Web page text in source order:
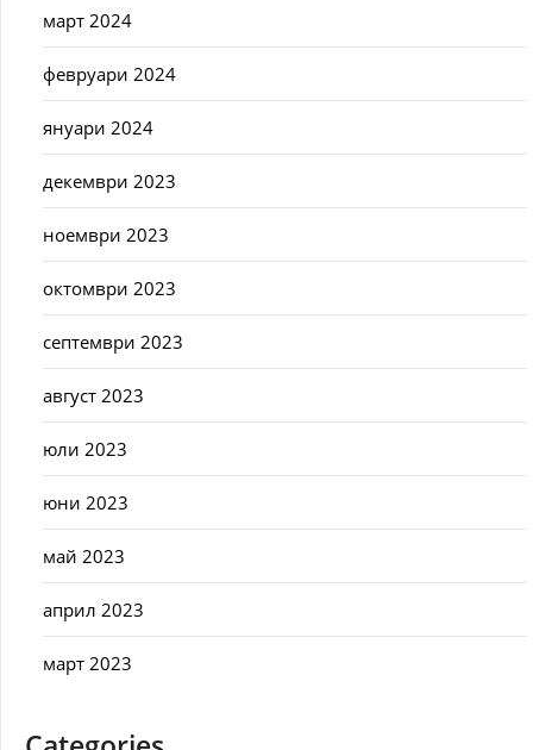
март 2024
февруари 2024
януари 2024
декември 2023
ноември 2023
октомври 2023
септември 2023
август 2023
юли 2023
юни 2023
май 2023
април 2023
март 2023